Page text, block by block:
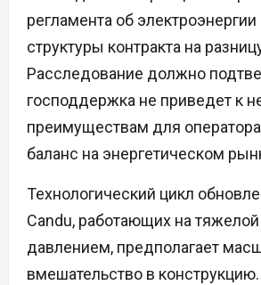
регламента об электроэнергии
структуры контракта на
Расследование должно
господдержка не приведет к
преимуществам для
баланс на энергетическом
Технологический цикл
Candu, работающих на
давлением, предполагает
вмешательство в